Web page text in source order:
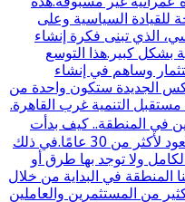
للقيادة السياسية وعلى
الذي تبنى فكرة إنشاء
بشكل كبير.هذا التوسع
وساهم في إنشاء
الجديدة ستكون واحدة من
التنمية غرب القاهرة.
في المنطقة.. كيف بدأت
علاقتكم بها؟علاقتنا بالمنطقة تعود لأكثر من 30 عامًا.في ذلك
ولا توجد بها طرق أو
المنطقة في البداية من خلال
من المستثمرين والعاملين